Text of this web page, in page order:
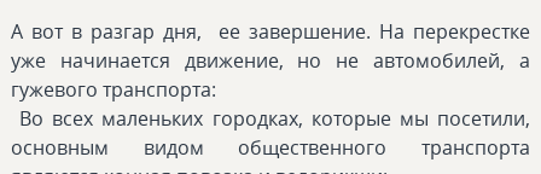
А вот в разгар дня, ее завершение. На перекрестке
уже начинается движение, но не автомобилей, а
гужевого транспорта:
Во всех маленьких городках, которые мы посетили,
основным видом общественного транспорта